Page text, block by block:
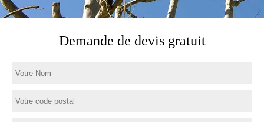
Demande de devis gratuit